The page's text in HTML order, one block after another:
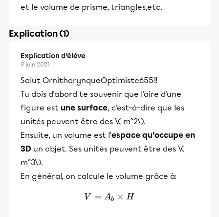
et le volume de prisme, triangles,etc.
Explication (1)
Explication d’élève
9 juin 2021
Salut OrnithorynqueOptimiste6551!
Tu dois d'abord te souvenir que l'aire d'une
figure est une surface, c'est-à-dire que les
unités peuvent être des \( m^2\).
Ensuite, un volume est l'espace qu'occupe en
3D un objet. Ses unités peuvent être des \(
m^3\).
En général, on calcule le volume grâce à:
V = A_b \times H
V = Ab × H